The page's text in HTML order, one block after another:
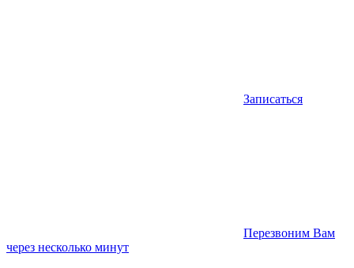
Записаться
Перезвоним Вам
через несколько минут